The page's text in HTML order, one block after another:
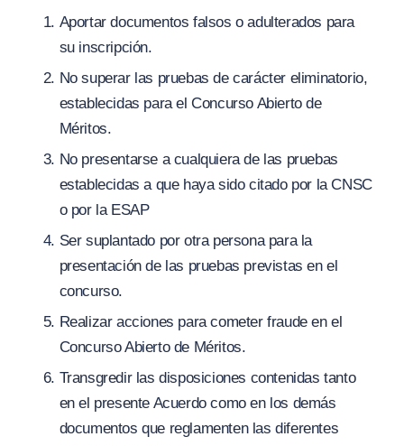
Aportar documentos falsos o adulterados para
su inscripción.
No superar las pruebas de carácter eliminatorio,
establecidas para el Concurso Abierto de
Méritos.
No presentarse a cualquiera de las pruebas
establecidas a que haya sido citado por la CNSC
o por la ESAP
Ser suplantado por otra persona para la
presentación de las pruebas previstas en el
concurso.
Realizar acciones para cometer fraude en el
Concurso Abierto de Méritos.
Transgredir las disposiciones contenidas tanto
en el presente Acuerdo como en los demás
documentos que reglamenten las diferentes